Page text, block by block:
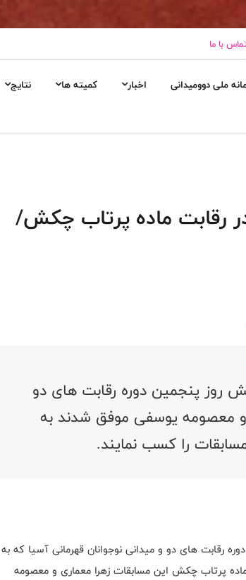
با ما
ملی دوومیدانی اخبار کمیته ها نتایج
رقابت ماده پرتاب چکش/
روز پنجمین دوره رقابت های دو
و معصومه یوسفی موفق شدند به
را کسب نمایند.
رقابت های دو و میدانی نوجوانان قهرمانی آسیا که به
پرتاب چکش این مسابقات زهرا معماری و معصومه